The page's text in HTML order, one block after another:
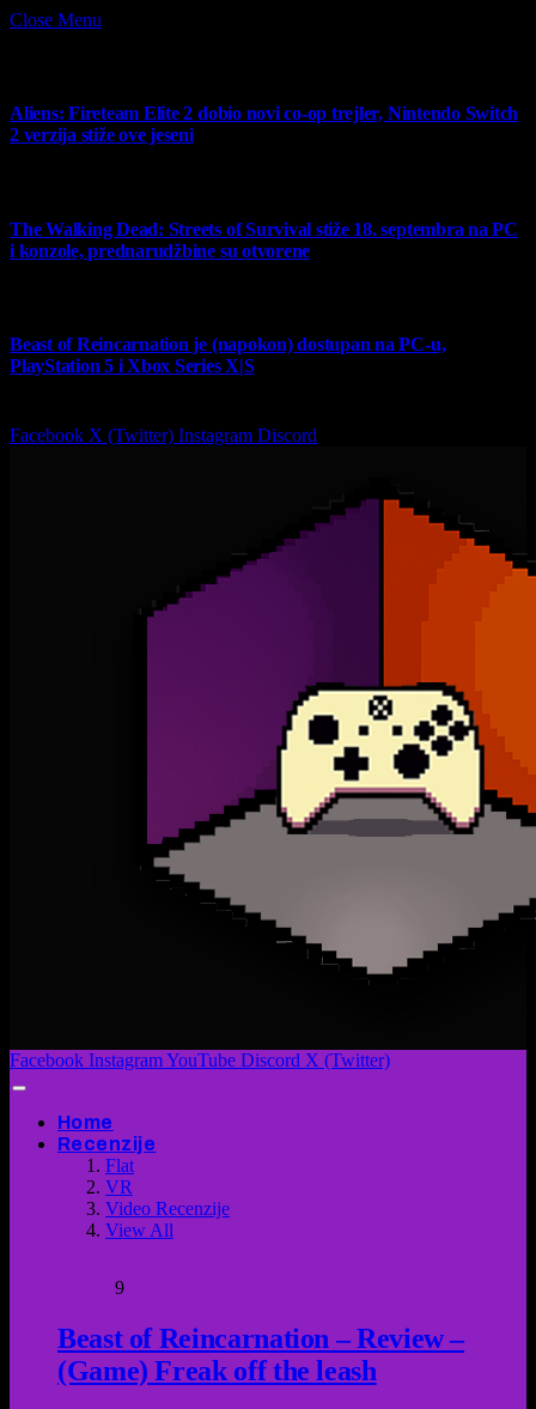
Close Menu
Aliens: Fireteam Elite 2 dobio novi co-op trejler, Nintendo Switch
2 verzija stiže ove jeseni
The Walking Dead: Streets of Survival stiže 18. septembra na PC
i konzole, prednarudžbine su otvorene
Beast of Reincarnation je (napokon) dostupan na PC-u,
PlayStation 5 i Xbox Series X|S
Facebook X (Twitter) Instagram Discord
Facebook InstagramYouTube Discord X (Twitter)
Home
Recenzije
Flat
VR
Video Recenzije
View All
9
Beast of Reincarnation – Review –
(Game) Freak off the leash